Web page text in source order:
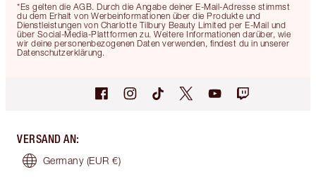
*Es gelten die AGB. Durch die Angabe deiner E-Mail-Adresse stimmst
du dem Erhalt von Werbeinformationen über die Produkte und
Dienstleistungen von Charlotte Tilbury Beauty Limited per E-Mail und
über Social-Media-Plattformen zu. Weitere Informationen darüber, wie
wir deine personenbezogenen Daten verwenden, findest du in unserer
Datenschutzerklärung.
VERSAND AN:
Germany (EUR €)